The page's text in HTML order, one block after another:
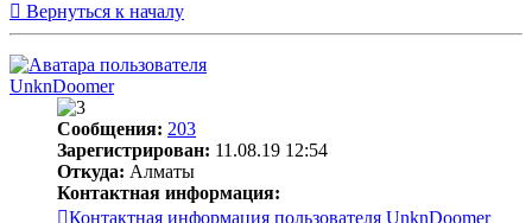
Вернуться к началу
UnknDoomer
Сообщения: 203
Зарегистрирован: 11.08.19 12:54
Откуда: Алматы
Контактная информация:
Контактная информация пользователя UnknDoomer